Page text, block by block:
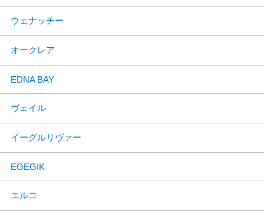
ウェナッチー
オークレア
EDNA BAY
ヴェイル
イーグルリヴァー
EGEGIK
エルコ